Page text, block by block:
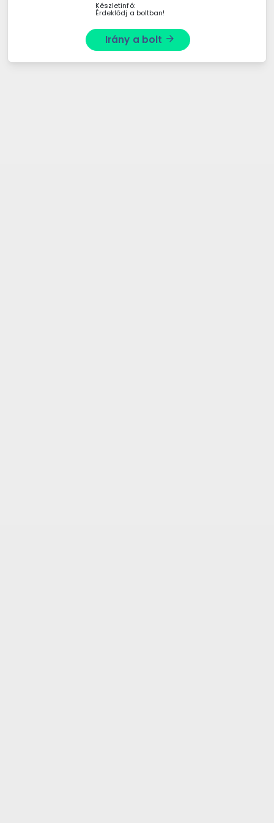
Készletinfó:
Érdeklődj a boltban!
Irány a bolt arrow_forward